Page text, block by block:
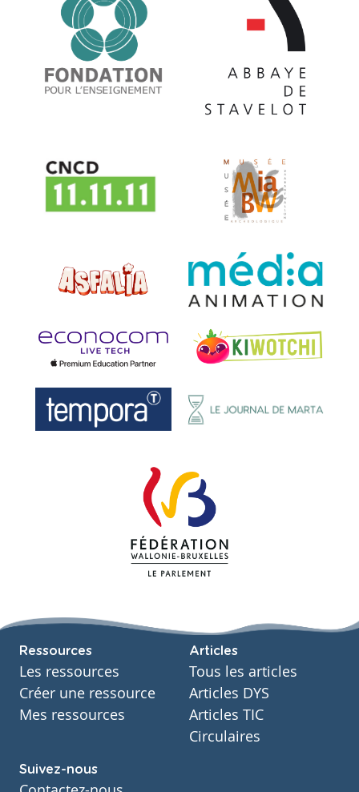
Ressources
Les ressources
Créer une ressource
Mes ressources
Articles
Tous les articles
Articles DYS
Articles TIC
Circulaires
Suivez-nous